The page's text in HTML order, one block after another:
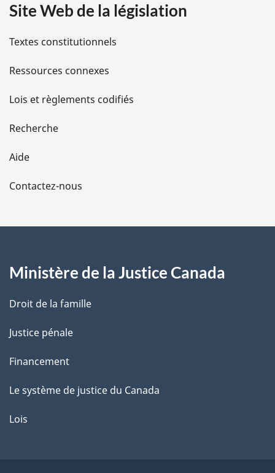
i
l
s
d
e
l
a
e
Site Web de la législation
Textes constitutionnels
Ressources connexes
Lois et règlements codifiés
Recherche
Aide
Contactez-nous
Ministère de la Justice Canada
Droit de la famille
Justice pénale
Financement
Le système de justice du Canada
Lois